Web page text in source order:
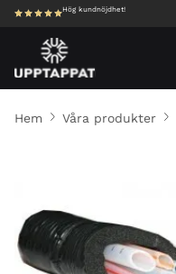
Hög kundnöjdhet!
Hem Våra produkter